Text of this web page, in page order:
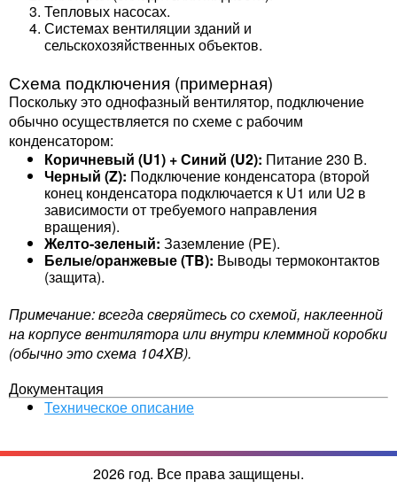
Тепловых насосах.
Системах вентиляции зданий и
сельскохозяйственных объектов.
Схема подключения (примерная)
Поскольку это однофазный вентилятор, подключение
обычно осуществляется по схеме с рабочим
конденсатором:
Коричневый (U1) + Синий (U2): Питание 230 В.
Черный (Z): Подключение конденсатора (второй
конец конденсатора подключается к U1 или U2 в
зависимости от требуемого направления
вращения).
Желто-зеленый: Заземление (PE).
Белые/оранжевые (TB): Выводы термоконтактов
(защита).
Примечание: всегда сверяйтесь со схемой, наклеенной
на корпусе вентилятора или внутри клеммной коробки
(обычно это схема 104XB).
Документация
Техническое описание
2026 год. Все права защищены.